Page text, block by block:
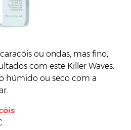
ou ondas, mas fino,
com este Killer Waves.
húmido ou seco com a